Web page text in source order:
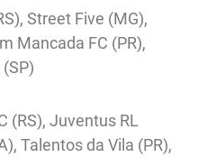
Street Five (MG),
Mancada FC (PR),
(RS), Juventus RL
Talentos da Vila (PR),